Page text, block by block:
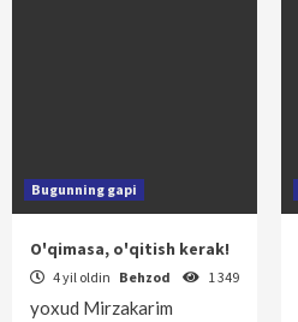
Bugunning gapi
O'qimasa, o'qitish kerak!
4 yil oldin Behzod 1 349
yoxud Mirzakarim